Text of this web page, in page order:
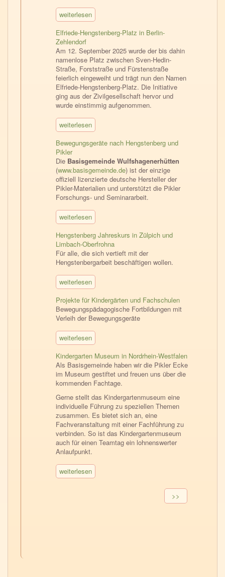
weiterlesen
Elfriede-Hengstenberg-Platz in Berlin-
Zehlendorf
Am 12. September 2025 wurde der bis dahin
namenlose Platz zwischen Sven-Hedin-
Straße, Forststraße und Fürstenstraße
feierlich eingeweiht und trägt nun den Namen
Elfriede-Hengstenberg-Platz. Die Initiative
ging aus der Zivilgesellschaft hervor und
wurde einstimmig aufgenommen.
weiterlesen
Bewegungsgeräte nach Hengstenberg und
Pikler
Die Basisgemeinde Wulfshagenerhütten
(www.basisgemeinde.de) ist der einzige
offiziell lizenzierte deutsche Hersteller der
Pikler-Materialien und unterstützt die Pikler
Forschungs- und Seminararbeit.
weiterlesen
Hengstenberg Jahreskurs in Zülpich und
Limbach-Oberfrohna
Für alle, die sich vertieft mit der
Hengstenbergarbeit beschäftigen wollen.
weiterlesen
Projekte für Kindergärten und Fachschulen
Bewegungspädagogische Fortbildungen mit
Verleih der Bewegungsgeräte
weiterlesen
Kindergarten Museum in Nordrhein-Westfalen
Als Basisgemeinde haben wir die Pikler Ecke
im Museum gestiftet und freuen uns über die
kommenden Fachtage.
Gerne stellt das Kindergartenmuseum eine
individuelle Führung zu speziellen Themen
zusammen. Es bietet sich an, eine
Fachveranstaltung mit einer Fachführung zu
verbinden. So ist das Kindergartenmuseum
auch für einen Teamtag ein lohnenswerter
Anlaufpunkt.
weiterlesen
Nächste
Seite
>>